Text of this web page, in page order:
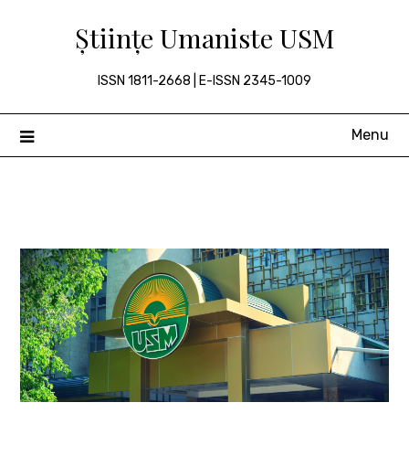
Științe Umaniste USM
ISSN 1811-2668 | E-ISSN 2345-1009
Menu